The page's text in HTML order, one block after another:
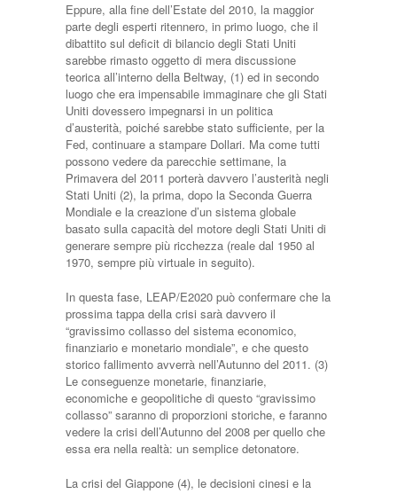
Eppure, alla fine dell’Estate del 2010, la maggior
parte degli esperti ritennero, in primo luogo, che il
dibattito sul deficit di bilancio degli Stati Uniti
sarebbe rimasto oggetto di mera discussione
teorica all’interno della Beltway, (1) ed in secondo
luogo che era impensabile immaginare che gli Stati
Uniti dovessero impegnarsi in un politica
d’austerità, poiché sarebbe stato sufficiente, per la
Fed, continuare a stampare Dollari. Ma come tutti
possono vedere da parecchie settimane, la
Primavera del 2011 porterà davvero l’austerità negli
Stati Uniti (2), la prima, dopo la Seconda Guerra
Mondiale e la creazione d’un sistema globale
basato sulla capacità del motore degli Stati Uniti di
generare sempre più ricchezza (reale dal 1950 al
1970, sempre più virtuale in seguito).
In questa fase, LEAP/E2020 può confermare che la
prossima tappa della crisi sarà davvero il
“gravissimo collasso del sistema economico,
finanziario e monetario mondiale”, e che questo
storico fallimento avverrà nell’Autunno del 2011. (3)
Le conseguenze monetarie, finanziarie,
economiche e geopolitiche di questo “gravissimo
collasso” saranno di proporzioni storiche, e faranno
vedere la crisi dell’Autunno del 2008 per quello che
essa era nella realtà: un semplice detonatore.
La crisi del Giappone (4), le decisioni cinesi e la